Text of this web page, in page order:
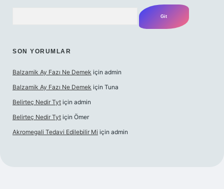
SON YORUMLAR
Balzamik Ay Fazı Ne Demek için admin
Balzamik Ay Fazı Ne Demek için Tuna
Belirteç Nedir Tyt için admin
Belirteç Nedir Tyt için Ömer
Akromegali Tedavi Edilebilir Mi için admin